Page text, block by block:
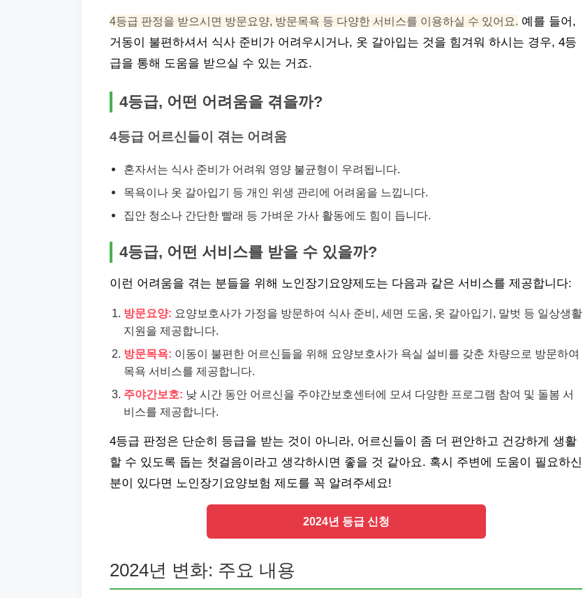
4등급 판정을 받으시면 방문요양, 방문목욕 등 다양한 서비스를 이용하실 수 있어요. 예를 들어,
거동이 불편하셔서 식사 준비가 어려우시거나, 옷 갈아입는 것을 힘겨워 하시는 경우, 4등
급을 통해 도움을 받으실 수 있는 거죠.
4등급, 어떤 어려움을 겪을까?
4등급 어르신들이 겪는 어려움
혼자서는 식사 준비가 어려워 영양 불균형이 우려됩니다.
목욕이나 옷 갈아입기 등 개인 위생 관리에 어려움을 느낍니다.
집안 청소나 간단한 빨래 등 가벼운 가사 활동에도 힘이 듭니다.
4등급, 어떤 서비스를 받을 수 있을까?
이런 어려움을 겪는 분들을 위해 노인장기요양제도는 다음과 같은 서비스를 제공합니다:
방문요양: 요양보호사가 가정을 방문하여 식사 준비, 세면 도움, 옷 갈아입기, 말벗 등 일상생활
지원을 제공합니다.
방문목욕: 이동이 불편한 어르신들을 위해 요양보호사가 욕실 설비를 갖춘 차량으로 방문하여
목욕 서비스를 제공합니다.
주야간보호: 낮 시간 동안 어르신을 주야간보호센터에 모셔 다양한 프로그램 참여 및 돌봄 서
비스를 제공합니다.
4등급 판정은 단순히 등급을 받는 것이 아니라, 어르신들이 좀 더 편안하고 건강하게 생활
할 수 있도록 돕는 첫걸음이라고 생각하시면 좋을 것 같아요. 혹시 주변에 도움이 필요하신
분이 있다면 노인장기요양보험 제도를 꼭 알려주세요!
2024년 등급 신청
2024년 변화: 주요 내용